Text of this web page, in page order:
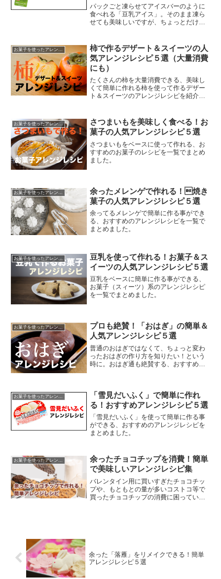
パックごと凍らせてアイスバーのように
食べれる「豆乳アイス」。そのまま凍ら
せても美味しいですが、ちょっとだけも
お菓子を使ったアレンジレシピ
柿で作るデザート＆スイーツの人
気アレンジレシピ５選（大量消費
にも）
たくさんの柿を大量消費できる、美味し
くて簡単に作れる柿を使って作るデザー
ト＆スイーツのアレンジレシピを紹介し
お菓子を使ったアレンジレシピ
さつまいもを美味しく食べる！お
菓子の人気アレンジレシピ５選
さつまいもをベースに使って作れる、お
すすめのお菓子のレシピを一覧でまとめ
ました。
お菓子を使ったアレンジレシピ
余ったメレンゲで作れる！焼き
菓子の人気アレンジレシピ５選
余ってるメレンゲで簡単に作る事ができ
る、おすすめのアレンジレシピを一覧で
まとめました。
豆乳を使って作れる！お菓子＆ス
イーツの人気アレンジレシピ５選
豆乳をベースに簡単に作る事ができる、
お菓子（スィーツ）系のアレンジレシピ
を一覧でまとめました。
お菓子を使ったアレンジレシピ
プロも絶賛！「おはぎ」の簡単＆
人気アレンジレシピ５選
普通のおはぎではなくて、ちょっと変わ
ったおはぎの作り方を知りたい！という
時に。おはぎ通も絶賛する、おすすめの
お菓子を使ったアレンジレシピ
「雪見だいふく」で簡単に作れ
る！おすすめアレンジレシピ５選
「雪見だいふく」を使って簡単に作る事
ができる、おすすめのアレンジレシピを
まとめました。
お菓子を使ったアレンジレシピ
余ったチョコチップを消費！簡単
で美味しいアレンジレシピ集
バレンタイン用に買いすぎたチョコチッ
プや、もともとの量が多いコストコ等で
買ったチョコチップの消費に困っている
余った「落雁」をリメイクできる！簡単
アレンジレシピ５選